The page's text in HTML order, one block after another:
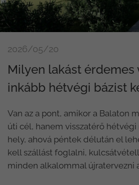
2026/05/20
Milyen lakást érdemes
inkább hétvégi bázist
Van az a pont, amikor a Balaton
úti cél, hanem visszatérő
hely, ahová péntek délután el
kell szállást foglalni,
minden alkalommal újratervezni